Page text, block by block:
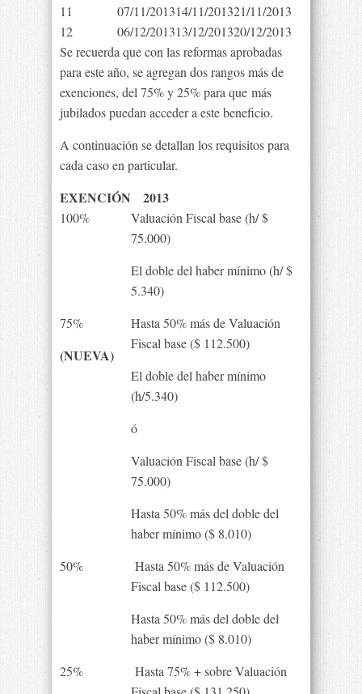
11
07/11/201314/11/201321/11/2013
12
06/12/201313/12/201320/12/2013
Se recuerda que con las reformas aprobadas
para este año, se agregan dos rangos más de
exenciones, del 75% y 25% para que más
jubilados puedan acceder a este beneficio.
A continuación se detallan los requisitos para
cada caso en particular.
EXENCIÓN 2013
100%
Valuación Fiscal base (h/ $
75.000)
El doble del haber mínimo (h/ $
5.340)
75%
(NUEVA)
Hasta 50% más de Valuación
Fiscal base ($ 112.500)
El doble del haber mínimo
(h/5.340)
ó
Valuación Fiscal base (h/ $
75.000)
Hasta 50% más del doble del
haber mínimo ($ 8.010)
50%
Hasta 50% más de Valuación
Fiscal base ($ 112.500)
Hasta 50% más del doble del
haber mínimo ($ 8.010)
25%
Hasta 75% + sobre Valuación